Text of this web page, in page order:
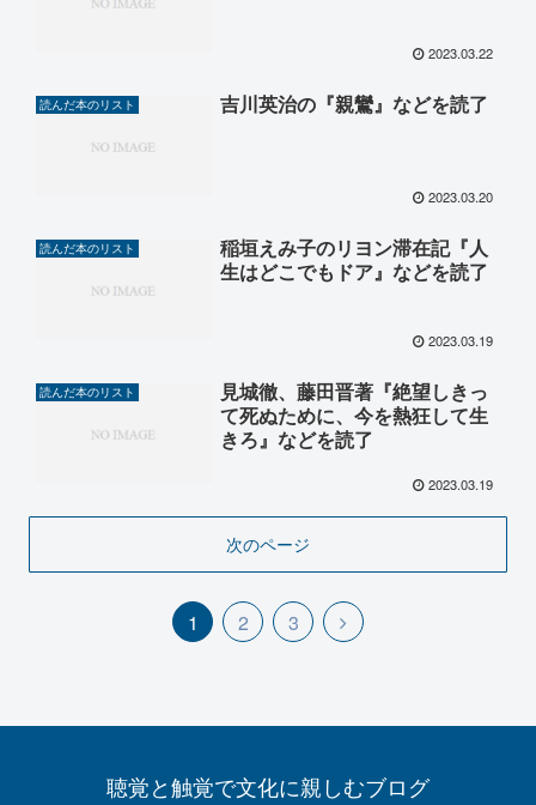
2023.03.22
読んだ本のリスト 吉川英治の『親鸞』などを読了
2023.03.20
読んだ本のリスト
稲垣えみ子のリヨン滞在記『人
生はどこでもドア』などを読了
2023.03.19
読んだ本のリスト
見城徹、藤田晋著『絶望しきっ
て死ぬために、今を熱狂して生
きろ』などを読了
2023.03.19
次のページ
1 2 3
聴覚と触覚で文化に親しむブログ